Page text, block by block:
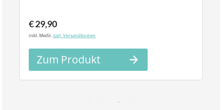
€ 29,90
inkl. MwSt.zzgl. Versandkosten
Zum Produkt